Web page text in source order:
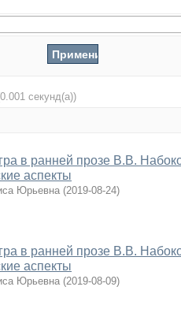
секунд(а))
в ранней прозе В.В.
аспекты
Юрьевна (2019-08-24)
в ранней прозе В.В.
аспекты
Юрьевна (2019-08-09)